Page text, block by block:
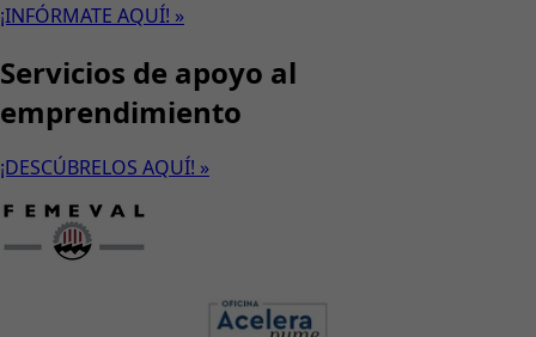
¡INFÓRMATE AQUÍ! »
Servicios de apoyo al
emprendimiento
¡DESCÚBRELOS AQUÍ! »